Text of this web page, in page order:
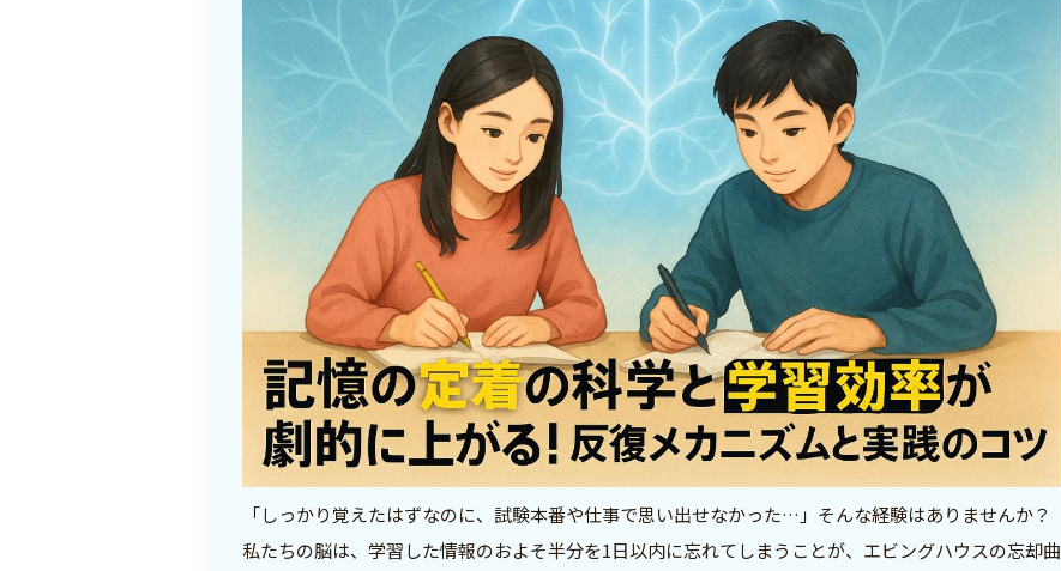
「しっかり覚えたはずなのに、試験本番や仕事で思い出せなかった…」そんな経験はありませんか？
私たちの脳は、学習した情報のおよそ半分を1日以内に忘れてしまうことが、エビングハウスの忘却曲